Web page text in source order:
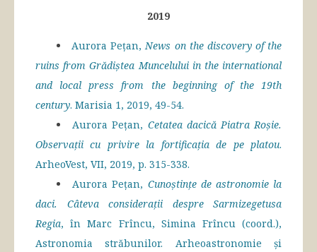
2019
Aurora Pețan,News on the discovery of the
ruins from Grădiştea Muncelului in the international
and local press from the beginning of the 19th
century. Marisia 1, 2019, 49-54.
Aurora Pețan, Cetatea dacică Piatra Roșie.
Observații cu privire la fortificația de pe platou.
ArheoVest, VII, 2019, p. 315-338.
Aurora Pețan, Cunoștințe de astronomie la
daci. Câteva considerații despre Sarmizegetusa
Regia, în Marc Frîncu, Simina Frîncu (coord.),
Astronomia străbunilor. Arheoastronomie și